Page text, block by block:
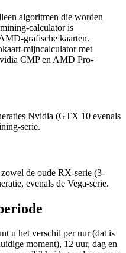
algoritmen die worden
calculator is
grafische kaarten.
mijncalculator met
CMP en AMD Pro-
Nvidia (GTX 10 evenals
serie.
de oude RX-serie (3-
evenals de Vega-serie.
u het verschil per uur (dat is
moment), 12 uur, dag en